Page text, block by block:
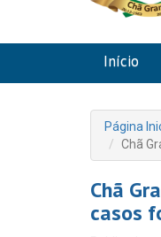
Início
Página
Chã
Chã
casos